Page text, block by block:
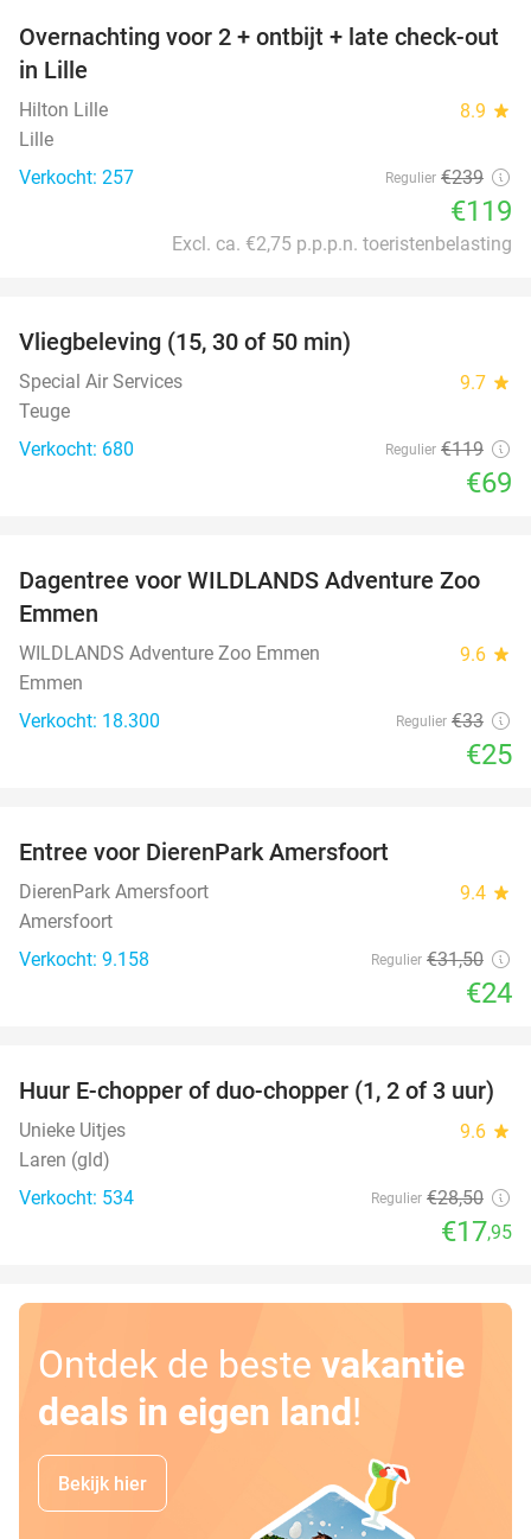
50%
Overnachting voor 2 + ontbijt + late check-out
in Lille
Hilton Lille 8.9 star
Lille
Verkocht: 257
Regulier €239
€119
Excl. ca. €2,75 p.p.p.n. toeristenbelasting
Vliegbeleving (15, 30 of 50 min)
Special Air Services 9.7 star
Teuge
Verkocht: 680
Regulier €119
€69
24%
Dagentree voor WILDLANDS Adventure Zoo
Emmen
WILDLANDS Adventure Zoo Emmen 9.6 star
Emmen
Verkocht: 18.300
Regulier €33
€25
Entree voor DierenPark Amersfoort
DierenPark Amersfoort 9.4 star
Amersfoort
Verkocht: 9.158
Regulier €31,50
€24
37%
Huur E-chopper of duo-chopper (1, 2 of 3 uur)
Unieke Uitjes 9.6 star
Laren (gld)
Verkocht: 534
Regulier €28,50
€17,95
Ontdek de beste vakantie
deals in eigen land!
Bekijk hier